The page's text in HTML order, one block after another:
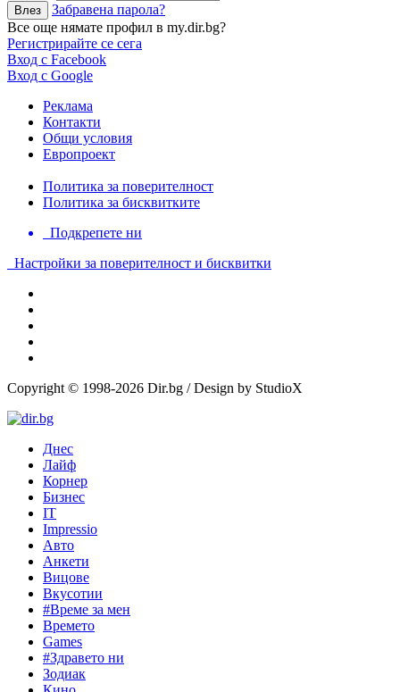
Забравена парола?
Все още нямате профил в my.dir.bg?
Регистрирайте се сега
Вход с Facebook
Вход с Google
Реклама
Контакти
Общи условия
Европроект
Политика за поверителност
Политика за бисквитките
Подкрепете ни
Настройки за поверителност и бисквитки
Copyright © 1998-2026 Dir.bg / Design by StudioX
Днес
Лайф
Корнер
Бизнес
IT
Impressio
Авто
Анкети
Вицове
Вкусотии
#Време за мен
Времето
Games
#Здравето ни
Зодиак